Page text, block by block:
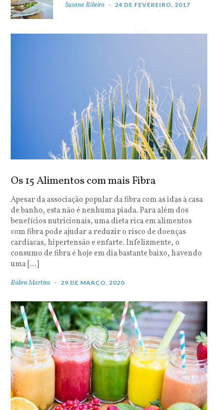
Susana Ribeiro 24 DE FEVEREIRO, 2017
Os 15 Alimentos com mais Fibra
Apesar da associação popular da fibra com as idas à casa
de banho, esta não é nenhuma piada. Para além dos
benefícios nutricionais, uma dieta rica em alimentos
com fibra pode ajudar a reduzir o risco de doenças
cardíacas, hipertensão e enfarte. Infelizmente, o
consumo de fibra é hoje em dia bastante baixo, havendo
uma […]
Rúben Martins 29 DE MARÇO, 2020